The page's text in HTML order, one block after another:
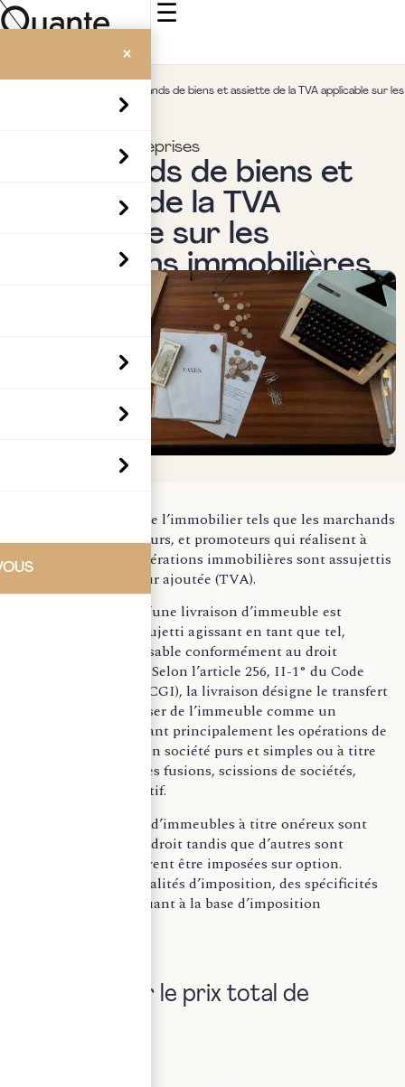
☰
×
Marchands de biens et assiette de la TVA applicable sur les
opérations immobilières
Fiscalité des entreprises
Marchands de biens et
assiette de la TVA
applicable sur les
opérations immobilières
Les professionnels de l’immobilier tels que les marchands
de biens, constructeurs, et promoteurs qui réalisent à
titre habituel des opérations immobilières sont assujettis
à la Taxe sur la valeur ajoutée (TVA).
En effet, dès lors qu’une livraison d’immeuble est
effectuée par un assujetti agissant en tant que tel,
l’opération est imposable conformément au droit
commun de la TVA. Selon l’article 256, II-1° du Code
général des impôts (CGI), la livraison désigne le transfert
du pouvoir de disposer de l’immeuble comme un
propriétaire, englobant principalement les opérations de
cessions, d’apports en société purs et simples ou à titre
onéreux, ainsi que les fusions, scissions de sociétés,
apports partiels d’actif.
Certaines livraisons d’immeubles à titre onéreux sont
imposables de plein droit tandis que d’autres sont
exonérées mais peuvent être imposées sur option.
Concernant les modalités d’imposition, des spécificités
existent toutefois quant à la base d’imposition
I. Taxation sur le prix total de